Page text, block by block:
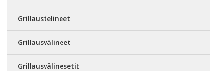
Grillaustelineet
Grillausvälineet
Grillausvälinesetit